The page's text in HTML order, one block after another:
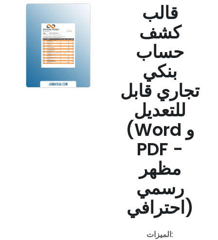
قالب
كشف
حساب
بنكي
تجاري قابل
للتعديل
(Word و
PDF -
مظهر
رسمي
احترافي)
الميزات: